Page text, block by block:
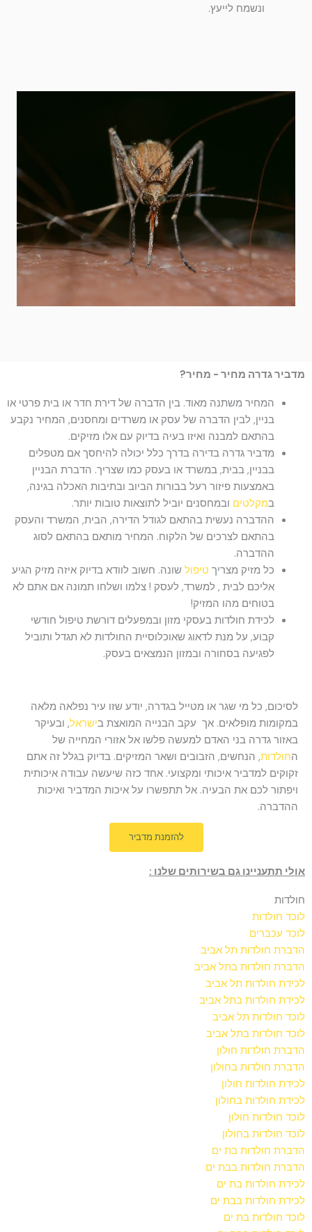
ונשמח לייעץ.
מדביר גדרה מחיר - מחיר?
המחיר משתנה מאוד. בין הדברה של דירת חדר או בית פרטי או
בניין, לבין הדברה של עסק או משרדים ומחסנים, המחיר נקבע
בהתאם למבנה ואיזו בעיה בדיוק עם אלו מזיקים.
מדביר גדרה בדירה בדרך כלל יכולה להיחסך אם מטפלים
בבניין, בבית, במשרד או בעסק כמו שצריך. הדברת הבניין
באמצעות פיזור רעל בבורות הביוב ובתיבות האכלה בגינה,
במקלטים ובמחסנים יוביל לתוצאות טובות יותר.
ההדברה נעשית בהתאם לגודל הדירה, הבית, המשרד והעסק
בהתאם לצרכים של הלקוח. המחיר מותאם בהתאם לסוג
ההדברה.
כל מזיק מצריך טיפול שונה. חשוב לוודא בדיוק איזה מזיק הגיע
אליכם לבית , למשרד, לעסק ! צלמו ושלחו תמונה אם אתם לא
בטוחים מהו המזיק!
לכידת חולדות בעסקי מזון ובמפעלים דורשת טיפול חודשי
קבוע, על מנת לדאוג שאוכלוסיית החולדות לא תגדל ותוביל
לפגיעה בסחורה ובמזון הנמצאים בעסק.
לסיכום, כל מי שגר או מטייל בגדרה, יודע שזו עיר נפלאה מלאה
במקומות מופלאים. אך עקב הבנייה המואצת בישראל, ובעיקר
באזור גדרה בני האדם למעשה פלשו אל אזורי המחייה של
החולדות, הנחשים, הזבובים ושאר המזיקים. בדיוק בגלל זה אתם
זקוקים למדביר איכותי ומקצועי. אחד כזה שיעשה עבודה איכותית
ויפתור לכם את הבעיה. אל תתפשרו על איכות המדביר ואיכות
ההדברה.
להזמנת מדביר
אולי תתעניינו גם בשירותים שלנו :
חולדות
לוכד חולדות
לוכד עכברים
הדברת חולדות תל אביב
הדברת חולדות בתל אביב
לכידת חולדות תל אביב
לכידת חולדות בתל אביב
לוכד חולדות תל אביב
לוכד חולדות בתל אביב
הדברת חולדות חולון
הדברת חולדות בחולון
לכידת חולדות חולון
לכידת חולדות בחולון
לוכד חולדות חולון
לוכד חולדות בחולון
הדברת חולדות בת ים
הדברת חולדות בבת ים
לכידת חולדות בת ים
לכידת חולדות בבת ים
לוכד חולדות בת ים